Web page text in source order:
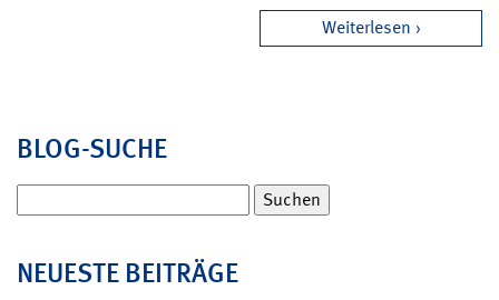
Weiterlesen
BLOG-SUCHE
nach:
NEUESTE BEITRÄGE